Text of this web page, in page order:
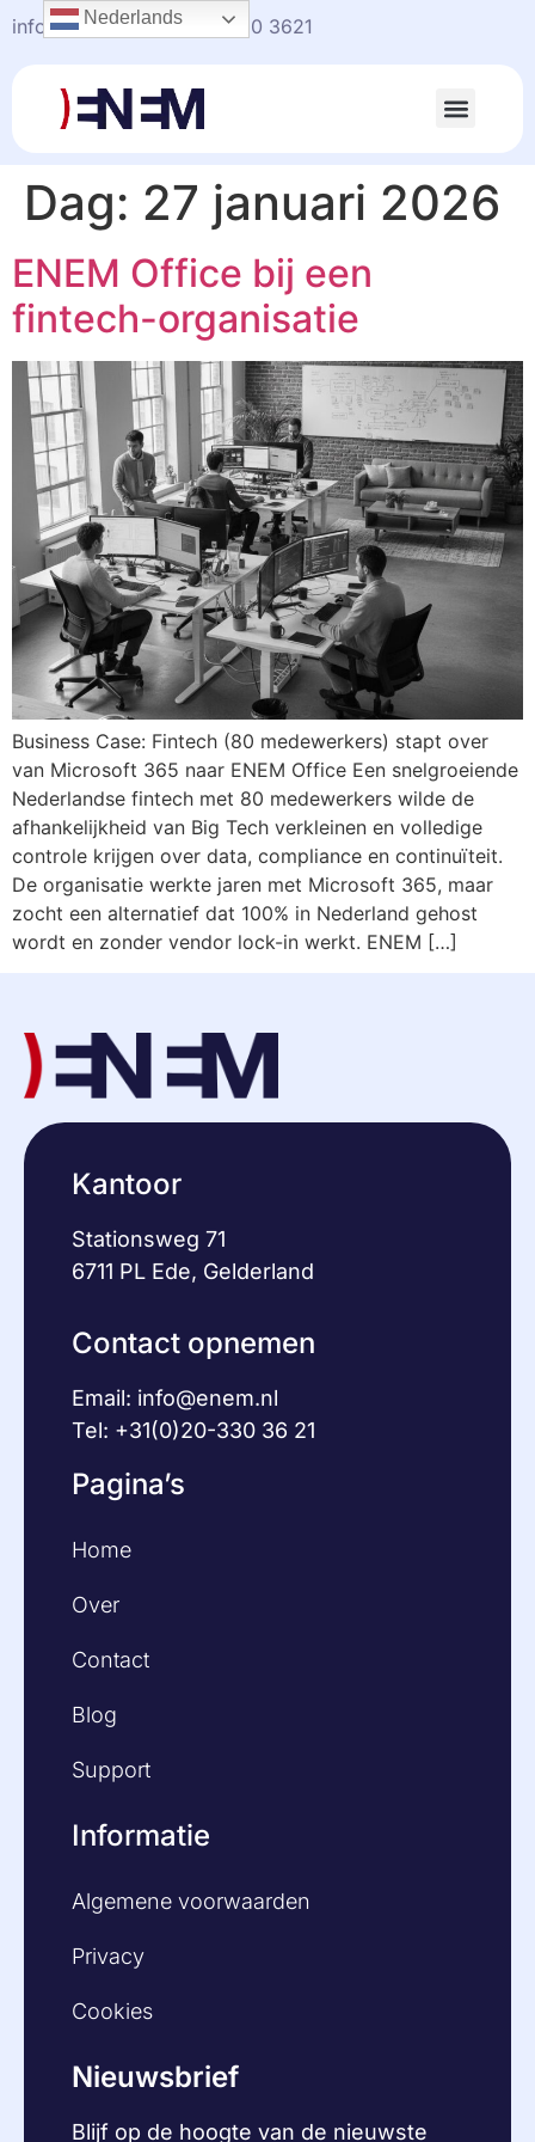
info@enem.nl+31(0)20-330 3621
Dag: 27 januari 2026
ENEM Office bij een
fintech-organisatie
Business Case: Fintech (80 medewerkers) stapt over
van Microsoft 365 naar ENEM Office Een snelgroeiende
Nederlandse fintech met 80 medewerkers wilde de
afhankelijkheid van Big Tech verkleinen en volledige
controle krijgen over data, compliance en continuïteit.
De organisatie werkte jaren met Microsoft 365, maar
zocht een alternatief dat 100% in Nederland gehost
wordt en zonder vendor lock-in werkt. ENEM […]
Kantoor
Stationsweg 71
6711 PL Ede, Gelderland
Contact opnemen
Email: info@enem.nl
Tel: +31(0)20-330 36 21
Pagina’s
Home
Over
Contact
Blog
Support
Informatie
Algemene voorwaarden
Privacy
Cookies
Nieuwsbrief
Blijf op de hoogte van de nieuwste
Nederlands